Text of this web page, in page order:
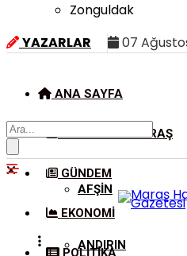
Zonguldak
YAZARLAR
07
ANA SAYFA
KAHRAMANMARAŞ
AFŞIN
ANDIRIN
GÜNDEM
EKONOMI
POLITIKA